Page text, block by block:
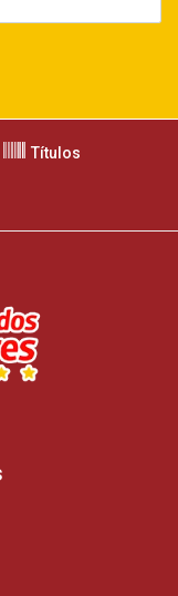
Títulos